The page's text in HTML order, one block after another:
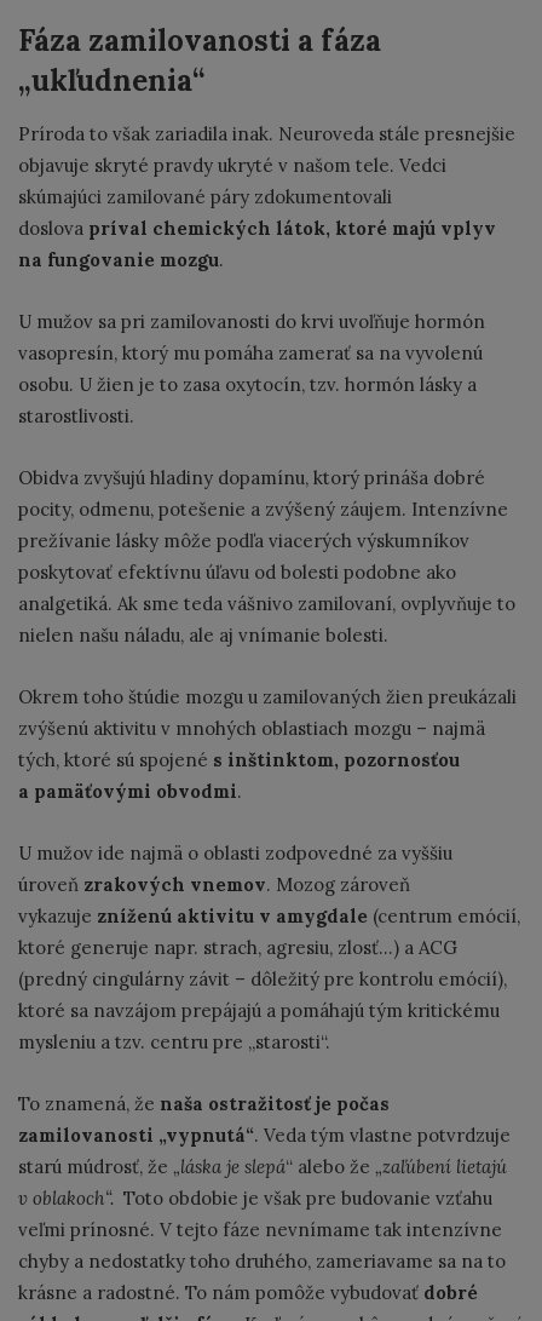
Fáza zamilovanosti a fáza
„ukľudnenia“
Príroda to však zariadila inak. Neuroveda stále presnejšie
objavuje skryté pravdy ukryté v našom tele. Vedci
skúmajúci zamilované páry zdokumentovali
doslova príval chemických látok, ktoré majú vplyv
na fungovanie mozgu.
U mužov sa pri zamilovanosti do krvi uvoľňuje hormón
vasopresín, ktorý mu pomáha zamerať sa na vyvolenú
osobu. U žien je to zasa oxytocín, tzv. hormón lásky a
starostlivosti.
Obidva zvyšujú hladiny dopamínu, ktorý prináša dobré
pocity, odmenu, potešenie a zvýšený záujem. Intenzívne
prežívanie lásky môže podľa viacerých výskumníkov
poskytovať efektívnu úľavu od bolesti podobne ako
analgetiká. Ak sme teda vášnivo zamilovaní, ovplyvňuje to
nielen našu náladu, ale aj vnímanie bolesti.
Okrem toho štúdie mozgu u zamilovaných žien preukázali
zvýšenú aktivitu v mnohých oblastiach mozgu – najmä
tých, ktoré sú spojené s inštinktom, pozornosťou
a pamäťovými obvodmi.
U mužov ide najmä o oblasti zodpovedné za vyššiu
úroveň zrakových vnemov. Mozog zároveň
vykazuje zníženú aktivitu v amygdale (centrum emócií,
ktoré generuje napr. strach, agresiu, zlosť...) a ACG
(predný cingulárny závit – dôležitý pre kontrolu emócií),
ktoré sa navzájom prepájajú a pomáhajú tým kritickému
mysleniu a tzv. centru pre „starosti“.
To znamená, že naša ostražitosť je počas
zamilovanosti „vypnutá“. Veda tým vlastne potvrdzuje
starú múdrosť, že „láska je slepá“ alebo že „zaľúbení lietajú
v oblakoch“. Toto obdobie je však pre budovanie vzťahu
veľmi prínosné. V tejto fáze nevnímame tak intenzívne
chyby a nedostatky toho druhého, zameriavame sa na to
krásne a radostné. To nám pomôže vybudovať dobré